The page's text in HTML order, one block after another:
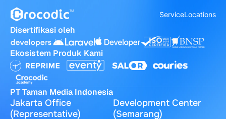
ServiceLocations
Disertifikasi oleh
Ekosistem Produk Kami
PT Taman Media Indonesia
Jakarta Office
(Representative)
Development Center
(Semarang)